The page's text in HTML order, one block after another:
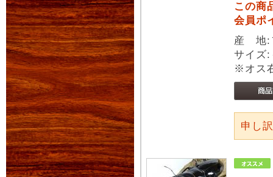
この商
会員ポ
産 地:
サイズ
※オス
申し